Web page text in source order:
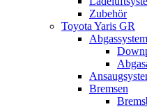
Zubehör
Toyota Yaris GR
Abgassystem
Bremsen